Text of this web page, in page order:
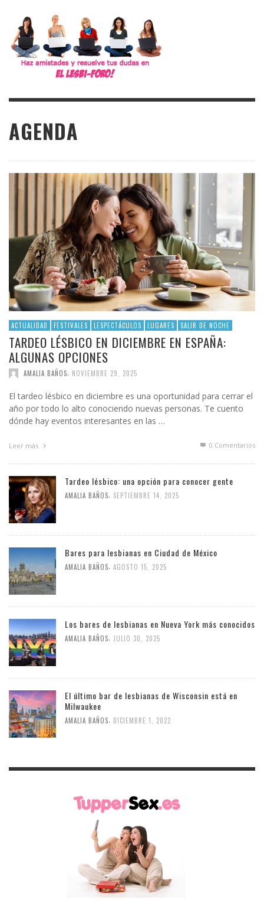
AGENDA
ACTUALIDAD FESTIVALES LESPECTÁCULOS LUGARES SALIR DE NOCHE
TARDEO LÉSBICO EN DICIEMBRE EN ESPAÑA:
ALGUNAS OPCIONES
AMALIA BAÑOS, NOVIEMBRE 29, 2025
El tardeo lésbico en diciembre es una oportunidad para cerrar el
año por todo lo alto conociendo nuevas personas. Te cuento
dónde hay eventos interesantes en las …
Leer más 0 Comentarios
Tardeo lésbico: una opción para conocer gente
AMALIA BAÑOS SEPTIEMBRE 14, 2025
Bares para lesbianas en Ciudad de México
AMALIA BAÑOS AGOSTO 15, 2025
Los bares de lesbianas en Nueva York más conocidos
AMALIA BAÑOS JULIO 30, 2025
El último bar de lesbianas de Wisconsin está en
Milwaukee
AMALIA BAÑOS DICIEMBRE 1, 2022